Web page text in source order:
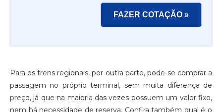
FAZER COTAÇÃO »
Para os trens regionais, por outra parte, pode-se comprar a
passagem no próprio terminal, sem muita diferença de
preço, já que na maioria das vezes possuem um valor fixo,
nem há necessidade de reserva. Confira também qual é o